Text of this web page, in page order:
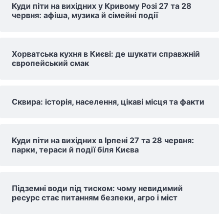
Куди піти на вихідних у Кривому Розі 27 та 28
червня: афіша, музика й сімейні події
Хорватська кухня в Києві: де шукати справжній
європейський смак
Сквира: історія, населення, цікаві місця та факти
Куди піти на вихідних в Ірпені 27 та 28 червня:
парки, тераси й події біля Києва
Підземні води під тиском: чому невидимий
ресурс стає питанням безпеки, агро і міст